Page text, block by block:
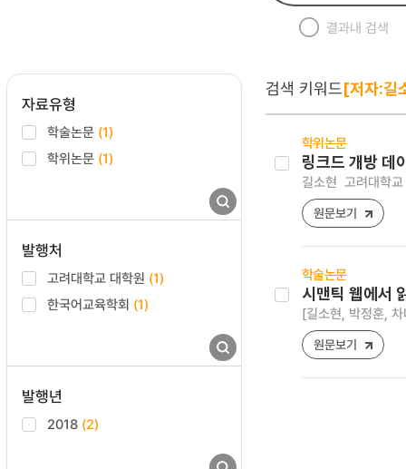
결과내 검색
자료유형
학술논문 (1)
학위논문 (1)
발행처
고려대학교 대학원 (1)
한국어교육학회 (1)
발행년
2018 (2)
검색 키워드[저자:길
학위논문
링크드 개방 데
길소현 고려대학
원문보기
학술논문
시맨틱 웹에서
[길소현, 박정훈,
원문보기